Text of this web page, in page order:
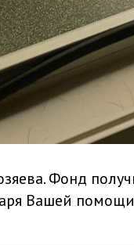
Фонд
Вашей